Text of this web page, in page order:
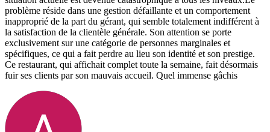
problème réside dans une gestion défaillante et un comportement
inapproprié de la part du gérant, qui semble totalement indifférent à
la satisfaction de la clientèle générale. Son attention se porte
exclusivement sur une catégorie de personnes marginales et
spécifiques, ce qui a fait perdre au lieu son identité et son prestige. ​
Ce restaurant, qui affichait complet toute la semaine, fait désormais
fuir ses clients par son mauvais accueil. Quel immense gâchis